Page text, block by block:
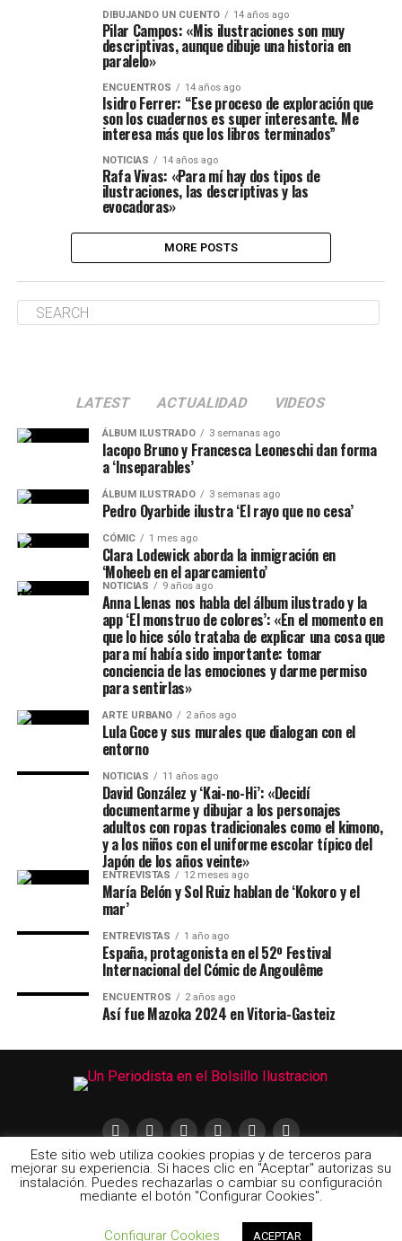
DIBUJANDO UN CUENTO 14 años ago
Pilar Campos: «Mis ilustraciones son muy
descriptivas, aunque dibuje una historia en
paralelo»
ENCUENTROS 14 años ago
Isidro Ferrer: “Ese proceso de exploración que
son los cuadernos es super interesante. Me
interesa más que los libros terminados”
NOTICIAS 14 años ago
Rafa Vivas: «Para mí hay dos tipos de
ilustraciones, las descriptivas y las
evocadoras»
MORE POSTS
LATEST ACTUALIDAD VIDEOS
ÁLBUM ILUSTRADO 3 semanas ago
Iacopo Bruno y Francesca Leoneschi dan forma
a ‘Inseparables’
ÁLBUM ILUSTRADO 3 semanas ago
Pedro Oyarbide ilustra ‘El rayo que no cesa’
CÓMIC 1 mes ago
Clara Lodewick aborda la inmigración en
‘Moheeb en el aparcamiento’
NOTICIAS 9 años ago
Anna Llenas nos habla del álbum ilustrado y la
app ‘El monstruo de colores’: «En el momento en
que lo hice sólo trataba de explicar una cosa que
para mí había sido importante: tomar
conciencia de las emociones y darme permiso
para sentirlas»
ARTE URBANO 2 años ago
Lula Goce y sus murales que dialogan con el
entorno
NOTICIAS 11 años ago
David González y ‘Kai-no-Hi’: «Decidí
documentarme y dibujar a los personajes
adultos con ropas tradicionales como el kimono,
y a los niños con el uniforme escolar típico del
Japón de los años veinte»
ENTREVISTAS 12 meses ago
María Belón y Sol Ruiz hablan de ‘Kokoro y el
mar’
ENTREVISTAS 1 año ago
España, protagonista en el 52º Festival
Internacional del Cómic de Angoulême
ENCUENTROS 2 años ago
Así fue Mazoka 2024 en Vitoria-Gasteiz
2024 © Un Periodista en el Bolsillo | Las ilustraciones pertenecen a
Este sitio web utiliza cookies propias y de terceros para
mejorar su experiencia. Si haces clic en "Aceptar" autorizas su
instalación. Puedes rechazarlas o cambiar su configuración
mediante el botón "Configurar Cookies".
Configurar Cookies ACEPTAR